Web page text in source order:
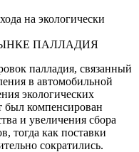
на экологически
ПАЛЛАДИЯ
палладия, связанный
в автомобильной
экологических
был компенсирован
и увеличения сбора
тогда как поставки
сократились.